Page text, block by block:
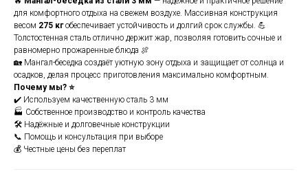
для комфортного отдыха на свежем воздухе. Массивная конструкция
весом 275 кгобеспечивает устойчивость и долгий срок службы. 💪
Толстостенная сталь отлично держит жар, позволяя готовить сочные и
равномерно прожаренные блюда 🍖
🏡 Мангал-беседка создаёт уютную зону отдыха и защищает от солнца и
осадков, делая процесс приготовления максимально комфортным.
Почему мы? ⭐
✔️ Используем качественную сталь 3 мм
🏭 Собственное производство и контроль качества
🛠️ Надёжные и долговечные конструкции
📞 Помощь и консультация при выборе
💰 Честные цены без переплат